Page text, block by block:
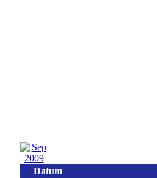
Datum